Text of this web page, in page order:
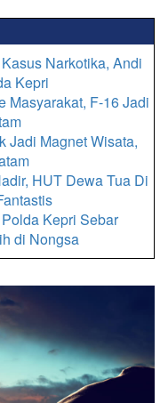
Narkotika, Andi
Kepri
Masyarakat, F-16 Jadi
Jadi Magnet Wisata,
HUT Dewa Tua Di
Kepri Sebar
di Nongsa